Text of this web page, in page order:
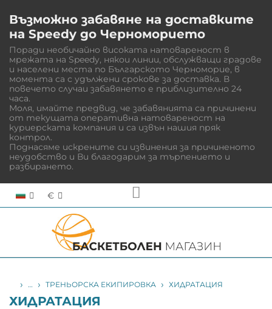
Възможно забавяне на доставките
на Speedy до Черноморието
Поради необичайно високата натовареност в
мрежата на Speedy, някои линии, обслужващи градове
и населени места по Българското Черноморие, в
момента са с удължени срокове за доставка. В
повечето случаи забавянето е приблизително 24
часа.
Моля, имайте предвид, че забавянията са причинени
от текущата оперативна натовареност на
куриерската компания и са извън нашия пряк
контрол.
Поднасяме искрените си извинения за причиненото
неудобство и Ви благодарим за търпението и
разбирането.
€
НАЧАЛО
… ТРЕНЬОРСКА ЕКИПИРОВКА ХИДРАТАЦИЯ
ХИДРАТАЦИЯ